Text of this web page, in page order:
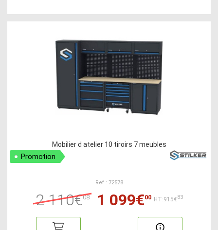
Mobilier d atelier 10 tiroirs 7 meubles
Promotion
Ref : 72578
2 110€08 1 099€00 HT:915€83